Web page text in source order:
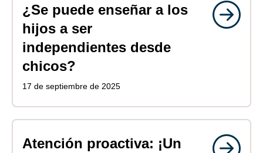
¿Se puede enseñar a los
hijos a ser
independientes desde
chicos?
17 de septiembre de 2025
Atención proactiva: ¡Un